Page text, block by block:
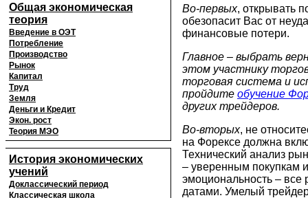
Общая экономическая
теория
Введение в ОЭТ
Потребление
Производство
Рынок
Капитал
Труд
Земля
Деньги и Кредит
Экон. рост
Теория МЭО
История экономических
учений
Доклассический период
Классическая школа
Во-первых, открывать
обезопасит Вас от
финансовые потери.
Главное – выбрать
этом участнику
торговая система и
пройдите обучение
других трейдеров.
Во-вторых, не
на Форексе должна
Технический анализ
– уверенным покупкам
эмоциональность –
датами. Умелый